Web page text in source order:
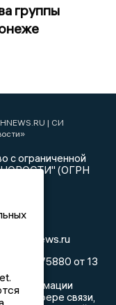
группы
| СИ
с ограниченной
НОВОСТИ" (ОГРН
77 - 75880 от 13
информации
в сфере связи,